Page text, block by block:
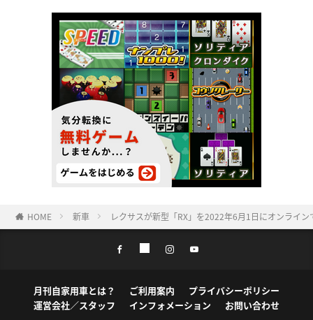
HOME 新車 レクサスが新型「RX」を2022年6月1日にオンライ
月刊自家用車とは？ ご利用案内
プライバシーポリシー
運営会社／スタッフ
インフォメーション お問い合わせ